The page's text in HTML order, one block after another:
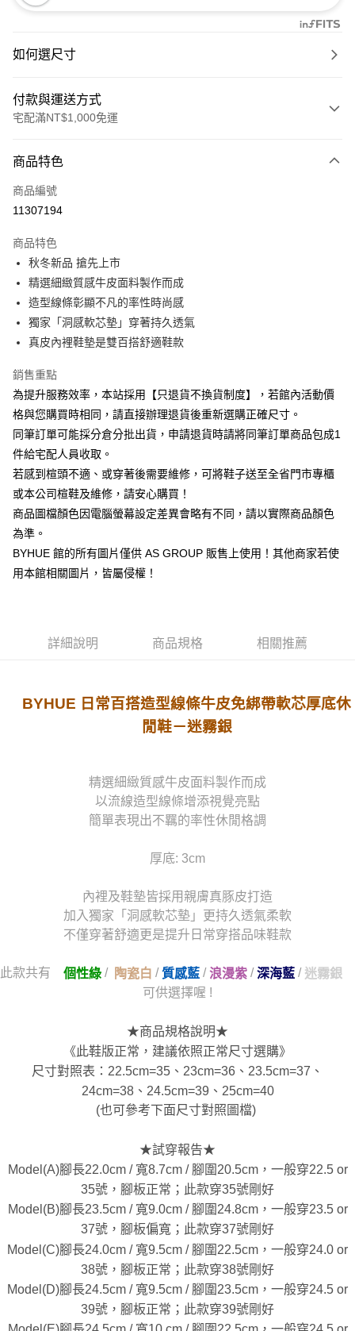
如何選尺寸
付款與運送方式
宅配滿NT$1,000免運
信用卡一次付款
信用卡分期付款
合作金庫商業銀行
華南商業銀行
上海商業儲蓄銀行
國泰世華商業銀行
臺灣中小企業銀行
台中商業銀行
匯豐（台灣）商業銀行
聯邦商業銀行
元大商業銀行
台新國際商業銀行
中國信託商業銀行
台灣樂天信用卡公司
6 期 0 利率 每期
華南商業銀行
上海商業儲蓄銀行
國泰世華商業銀行
兆豐國際商業銀行
臺灣中小企業銀行
聯邦商業銀行
元大商業銀行
永豐商業銀行
玉山商業銀行
星展（台灣）商業銀行
台灣樂天信用卡公司
12 期 0 利率 每期
合作金庫商業銀行
上海商業儲蓄銀行
台北富邦商業銀行
國泰世華商業銀行
匯豐（台灣）商業銀行
聯邦商業銀行
遠東國際商業銀行
元大商業銀行
永豐商業銀行
玉山商業銀行
星展（台灣）商業銀行
台新國際商業銀行
LINE Pay
Apple Pay
悠遊付
Google Pay
ATM付款
運送方式
宅配
每筆NT$80，滿NT$1,000(含以上)免運費
商品特色
商品編號
11307194
商品特色
秋冬新品 搶先上市
精選細緻質感牛皮面料製作而成
造型線條彰顯不凡的率性時尚感
獨家「洞感軟芯墊」穿著持久透氣
真皮內裡鞋墊是雙百搭舒適鞋款
銷售重點
為提升服務效率，本站採用【只退貨不換貨制度】，若館內活動價
格與您購買時相同，請直接辦理退貨後重新選購正確尺寸。
同筆訂單可能採分倉分批出貨，申請退貨時請將同筆訂單商品包成1
件給宅配人員收取。
若感到楦頭不適、或穿著後需要維修，可將鞋子送至全省門市專櫃
或本公司楦鞋及維修，請安心購買！
商品圖檔顏色因電腦螢幕設定差異會略有不同，請以實際商品顏色
為準。
BYHUE 館的所有圖片僅供 AS GROUP 販售上使用！其他商家若使
用本館相關圖片，皆屬侵權！
詳細說明 商品規格 相關推薦
BYHUE 日常百搭造型線條牛皮免綁帶軟芯厚底休
閒鞋－迷霧銀
精選細緻質感牛皮面料製作而成
以流線造型線條增添視覺亮點
簡單表現出不羈的率性休閒格調
厚底: 3cm
內裡及鞋墊皆採用親膚真豚皮打造
加入獨家「洞感軟芯墊」更持久透氣柔軟
不僅穿著舒適更是提升日常穿搭品味鞋款
此款共有 個性綠 / 陶瓷白 /質感藍 /浪漫紫 /深海藍 / 迷霧銀
可供選擇喔 !
★商品規格說明★
《此鞋版正常，建議依照正常尺寸選購》
尺寸對照表：22.5cm=35、23cm=36、23.5cm=37、
24cm=38、24.5cm=39、25cm=40
(也可參考下面尺寸對照圖檔)
★試穿報告★
Model(A)腳長22.0cm / 寬8.7cm / 腳圍20.5cm，一般穿22.5 or
35號，腳板正常；此款穿35號剛好
Model(B)腳長23.5cm / 寬9.0cm / 腳圍24.8cm，一般穿23.5 or
37號，腳板偏寬；此款穿37號剛好
Model(C)腳長24.0cm / 寬9.5cm / 腳圍22.5cm，一般穿24.0 or
38號，腳板正常；此款穿38號剛好
Model(D)腳長24.5cm / 寬9.5cm / 腳圍23.5cm，一般穿24.5 or
39號，腳板正常；此款穿39號剛好